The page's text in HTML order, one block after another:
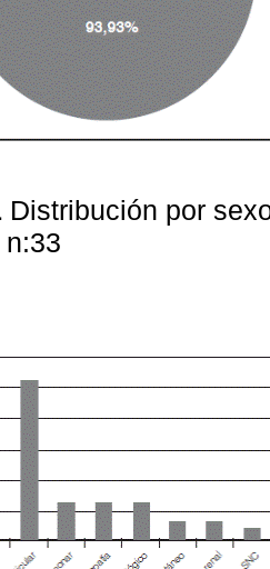
Distribución por